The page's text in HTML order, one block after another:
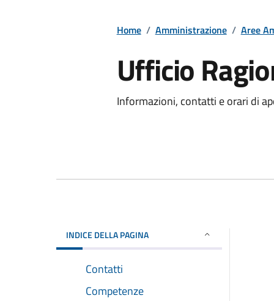
Home / Amministrazione / Aree
Ufficio
Informazioni, contatti e orari di
INDICE DELLA PAGINA
Contatti
Competenze